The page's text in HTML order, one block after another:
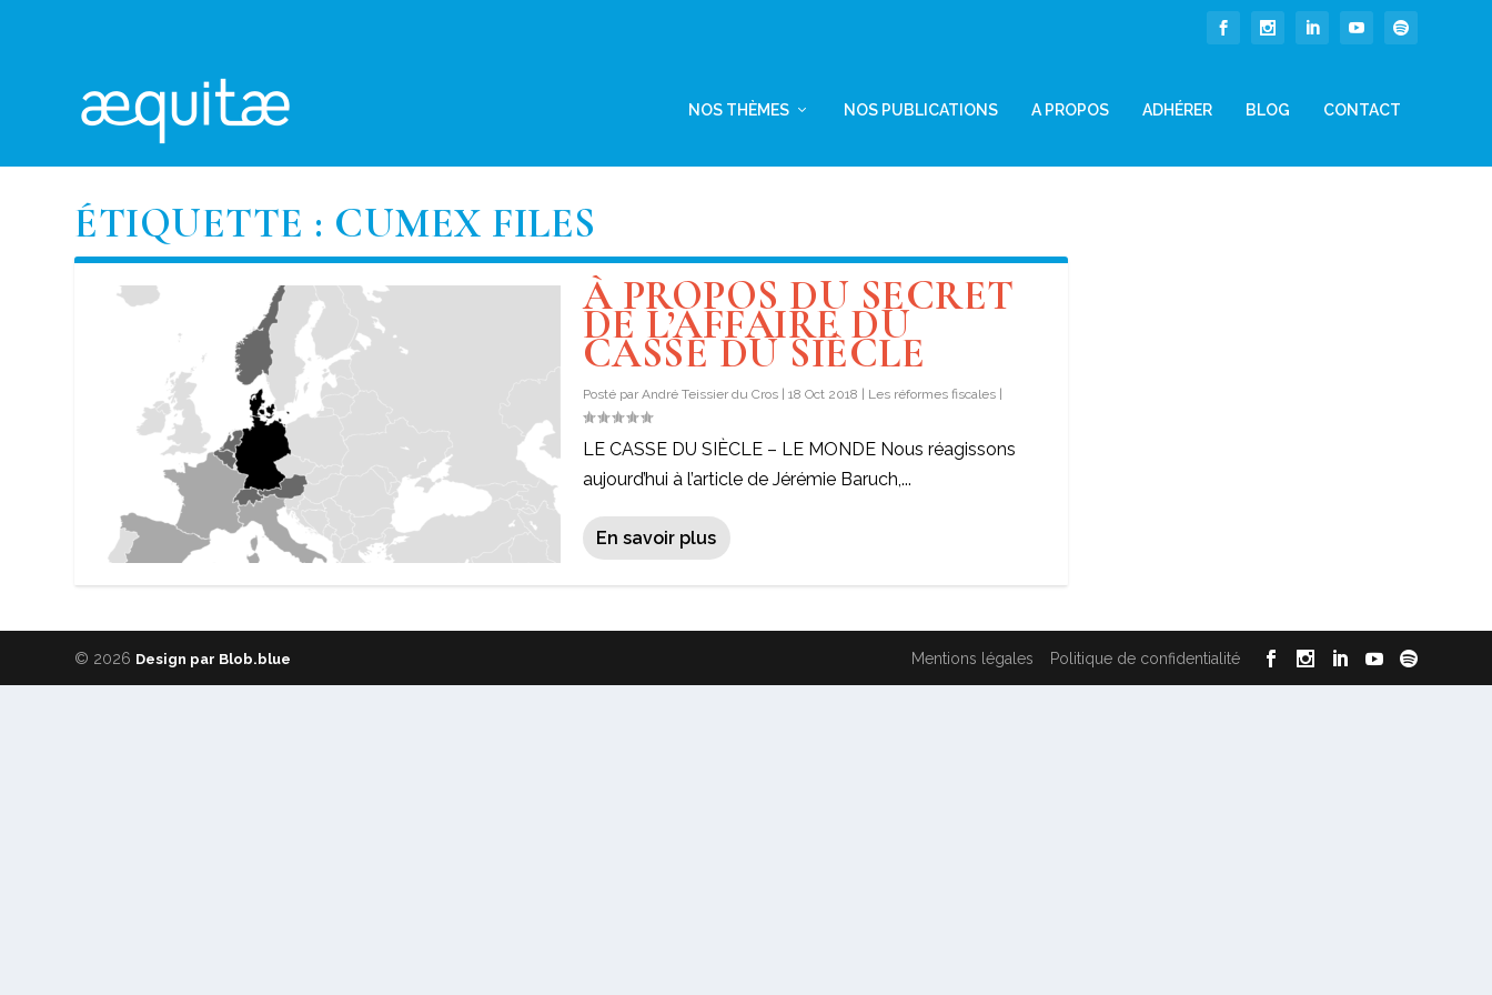
NOS THÈMES NOS PUBLICATIONS A PROPOS ADHÉRER BLOG CONTACT
ÉTIQUETTE : CUMEX FILES
À PROPOS DU SECRET
DE L’AFFAIRE DU
CASSE DU SIÈCLE
Posté par André Teissier du Cros| 18 Oct 2018 Les réformes fiscales|
LE CASSE DU SIÈCLE – LE MONDE Nous réagissons
aujourd’hui à l’article de Jérémie Baruch,...
En savoir plus
© 2026 Design par Blob.blue Mentions légales Politique de confidentialité